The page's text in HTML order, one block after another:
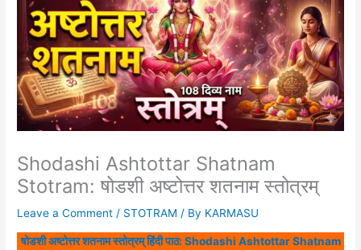
Shodashi Ashtottar Shatnam
Stotram: षोडशी अष्टोत्तर शतनाम स्तोत्रम्
Leave a Comment / STOTRAM / By KARMASU
षोडशी अष्टोत्तर शतनाम स्तोत्रम् हिंदी पाठ: Shodashi Ashtottar Shatnam